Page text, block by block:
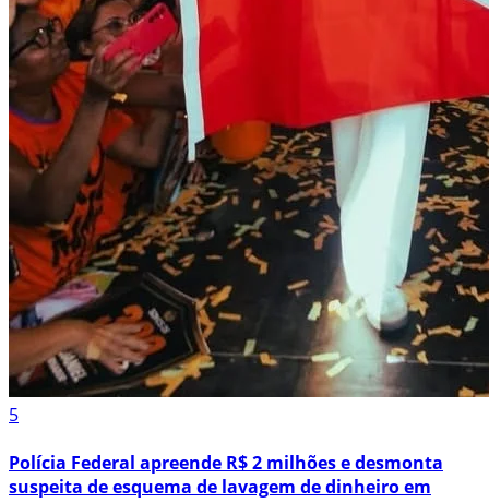
5
Polícia Federal apreende R$ 2 milhões e desmonta
suspeita de esquema de lavagem de dinheiro em